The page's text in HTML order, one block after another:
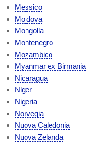
Messico
Moldova
Mongolia
Montenegro
Mozambico
Myanmar ex Birmania
Nicaragua
Niger
Nigeria
Norvegia
Nuova Caledonia
Nuova Zelanda